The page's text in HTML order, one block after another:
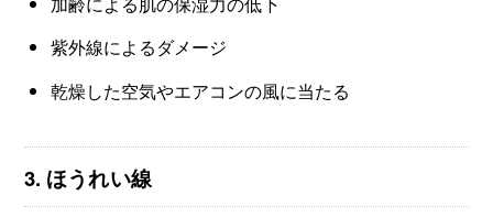
紫外線によるダメージ
乾燥した空気やエアコンの風に当たる
3. ほうれい線